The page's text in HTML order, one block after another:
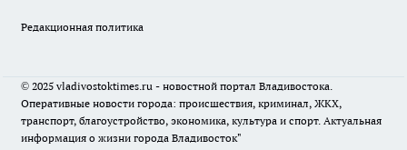
Редакционная политика
© 2025 vladivostoktimes.ru - новостной портал Владивостока.
Оперативные новости города: происшествия, криминал, ЖКХ,
транспорт, благоустройство, экономика, культура и спорт. Актуальная
информация о жизни города Владивосток"